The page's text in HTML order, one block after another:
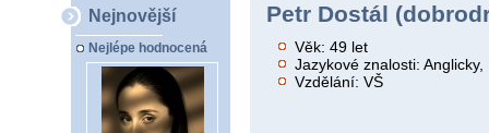
Nejnovější
Nejlépe hodnocená
Petr Dostál
Věk: 49 let
Jazykové znalosti: Anglicky,
Vzdělání: VŠ